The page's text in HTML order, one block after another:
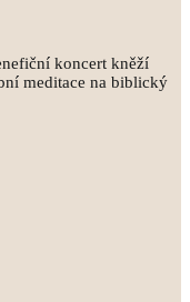
koncert kněží
meditace na biblický